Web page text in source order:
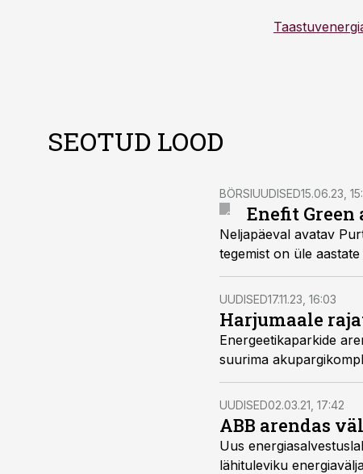
SEOTUD LOOD
BÖRSIUUDISED15.06.23,
Enefit
Neljapäeval avatav
tegemist on üle
UUDISED17.11.23, 16:03
Harjumaale
Energeetikaparkide
suurima
UUDISED02.03.21, 17:42
ABB arendas
Uus
lähituleviku